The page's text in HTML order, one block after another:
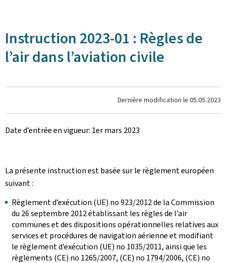
Instruction 2023-01 : Règles de
l’air dans l’aviation civile
Dernière modification le 05.05.2023
Date d’entrée en vigueur: 1er mars 2023
La présente instruction est basée sur le règlement européen
suivant :
Règlement d’exécution (UE) no 923/2012 de la Commission
du 26 septembre 2012 établissant les règles de l’air
communes et des dispositions opérationnelles relatives aux
services et procédures de navigation aérienne et modifiant
le règlement d’exécution (UE) no 1035/2011, ainsi que les
règlements (CE) no 1265/2007, (CE) no 1794/2006, (CE) no